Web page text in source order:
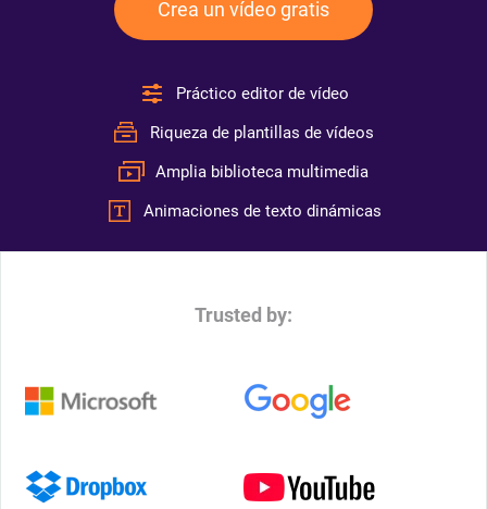
Crea un vídeo gratis
Práctico editor de vídeo
Riqueza de plantillas de vídeos
Amplia biblioteca multimedia
Animaciones de texto dinámicas
Trusted by: